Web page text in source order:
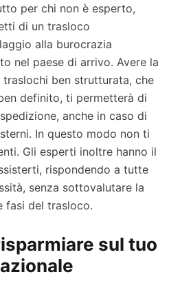
per chi non è esperto,
di un trasloco
alla burocrazia
nel paese di arrivo. Avere la
traslochi ben strutturata, che
definito, ti permetterà di
anche in caso di
In questo modo non ti
Gli esperti inoltre hanno il
rispondendo a tutte
senza sottovalutare la
fasi del trasloco.
sul tuo